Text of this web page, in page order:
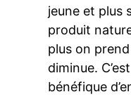
jeune et plus
produit
plus on
diminue.
bénéfique